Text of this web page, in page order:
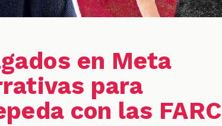
en Meta
para
con las FARC